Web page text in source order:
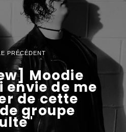
PRÉCÉDENT
Moodie
envie de me
de cette
groupe